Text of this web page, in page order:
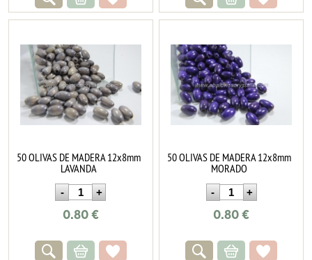
50 OLIVAS DE MADERA 12x8mm
LAVANDA
0.80€
50 OLIVAS DE MADERA 12x8mm
MORADO
0.80 €